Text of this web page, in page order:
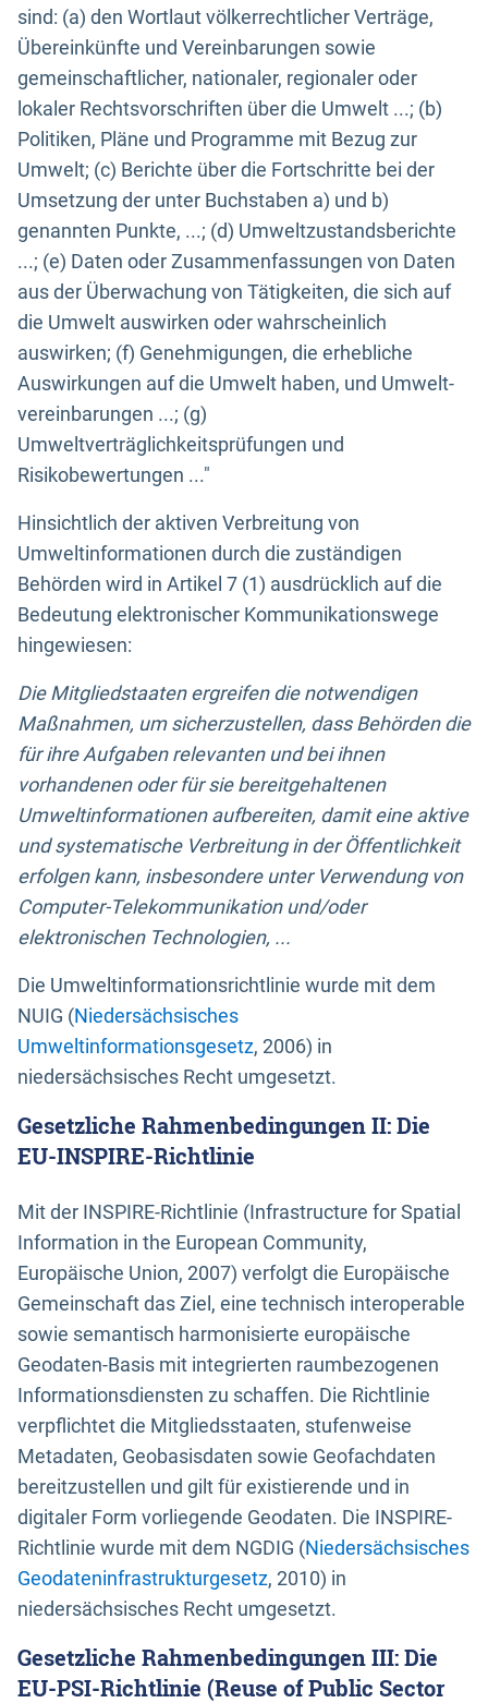
sind: (a) den Wortlaut völkerrechtlicher Verträge,
Übereinkünfte und Vereinbarungen sowie
gemeinschaftlicher, nationaler, regionaler oder
lokaler Rechtsvorschriften über die Umwelt ...; (b)
Politiken, Pläne und Programme mit Bezug zur
Umwelt; (c) Berichte über die Fortschritte bei der
Umsetzung der unter Buchstaben a) und b)
genannten Punkte, ...; (d) Umweltzustandsberichte
...; (e) Daten oder Zusammenfassungen von Daten
aus der Überwachung von Tätigkeiten, die sich auf
die Umwelt auswirken oder wahrscheinlich
auswirken; (f) Genehmigungen, die erhebliche
Auswirkungen auf die Umwelt haben, und Umwelt-
vereinbarungen ...; (g)
Umweltverträglichkeitsprüfungen und
Risikobewertungen ..."
Hinsichtlich der aktiven Verbreitung von
Umweltinformationen durch die zuständigen
Behörden wird in Artikel 7 (1) ausdrücklich auf die
Bedeutung elektronischer Kommunikationswege
hingewiesen:
Die Mitgliedstaaten ergreifen die notwendigen
Maßnahmen, um sicherzustellen, dass Behörden die
für ihre Aufgaben relevanten und bei ihnen
vorhandenen oder für sie bereitgehaltenen
Umweltinformationen aufbereiten, damit eine aktive
und systematische Verbreitung in der Öffentlichkeit
erfolgen kann, insbesondere unter Verwendung von
Computer-Telekommunikation und/oder
elektronischen Technologien, ...
Die Umweltinformationsrichtlinie wurde mit dem
NUIG (Niedersächsisches
Umweltinformationsgesetz, 2006) in
niedersächsisches Recht umgesetzt.
Gesetzliche Rahmenbedingungen II: Die
EU-INSPIRE-Richtlinie
Mit der INSPIRE-Richtlinie (Infrastructure for Spatial
Information in the European Community,
Europäische Union, 2007) verfolgt die Europäische
Gemeinschaft das Ziel, eine technisch interoperable
sowie semantisch harmonisierte europäische
Geodaten-Basis mit integrierten raumbezogenen
Informationsdiensten zu schaffen. Die Richtlinie
verpflichtet die Mitgliedsstaaten, stufenweise
Metadaten, Geobasisdaten sowie Geofachdaten
bereitzustellen und gilt für existierende und in
digitaler Form vorliegende Geodaten. Die INSPIRE-
Richtlinie wurde mit dem NGDIG (Niedersächsisches
Geodateninfrastrukturgesetz, 2010) in
niedersächsisches Recht umgesetzt.
Gesetzliche Rahmenbedingungen III: Die
EU-PSI-Richtlinie (Reuse of Public Sector